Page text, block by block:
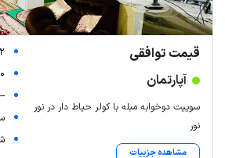
قیمت توافقی
آپارتمان
سوییت دوخوابه مبله با کولر حیاط دار در نور
نور
مشاهده جزییات
2 خواب
70